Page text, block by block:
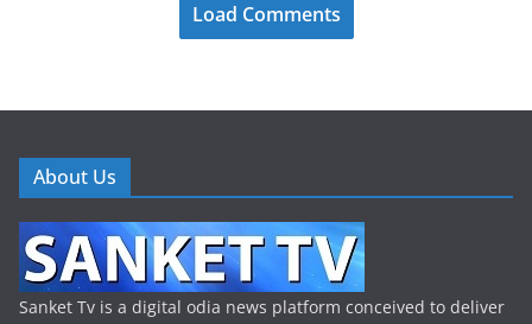
Load Comments
About Us
Sanket Tv is a digital odia news platform conceived to deliver